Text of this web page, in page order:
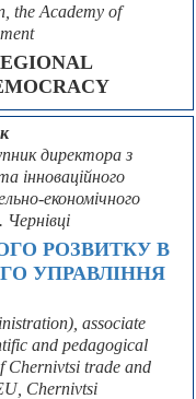
the Academy of
директора з
інноваційного
економічного
РОЗВИТКУ В
УПРАВЛІННЯ
associate
and pedagogical
Chernivtsi trade and
Chernivtsi